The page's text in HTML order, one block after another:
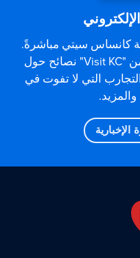
كانساس سيتي مباشرةً.
تقدم رسائل البريد الإلكتروني من "Visit KC" نصائح حول
التي لا تفوت في